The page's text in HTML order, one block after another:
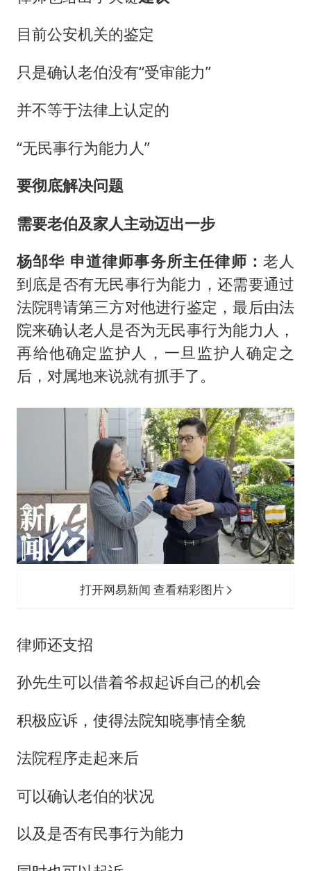
目前公安机关的鉴定
只是确认老伯没有“受审能力”
并不等于法律上认定的
“无民事行为能力人”
要彻底解决问题
需要老伯及家人主动迈出一步
杨邹华 申道律师事务所主任律师： 老人
到底是否有无民事行为能力，还需要通过
法院聘请第三方对他进行鉴定，最后由法
院来确认老人是否为无民事行为能力人，
再给他确定监护人，一旦监护人确定之
后，对属地来说就有抓手了。
打开网易新闻 查看精彩图片
律师还支招
孙先生可以借着爷叔起诉自己的机会
积极应诉，使得法院知晓事情全貌
法院程序走起来后
可以确认老伯的状况
以及是否有民事行为能力